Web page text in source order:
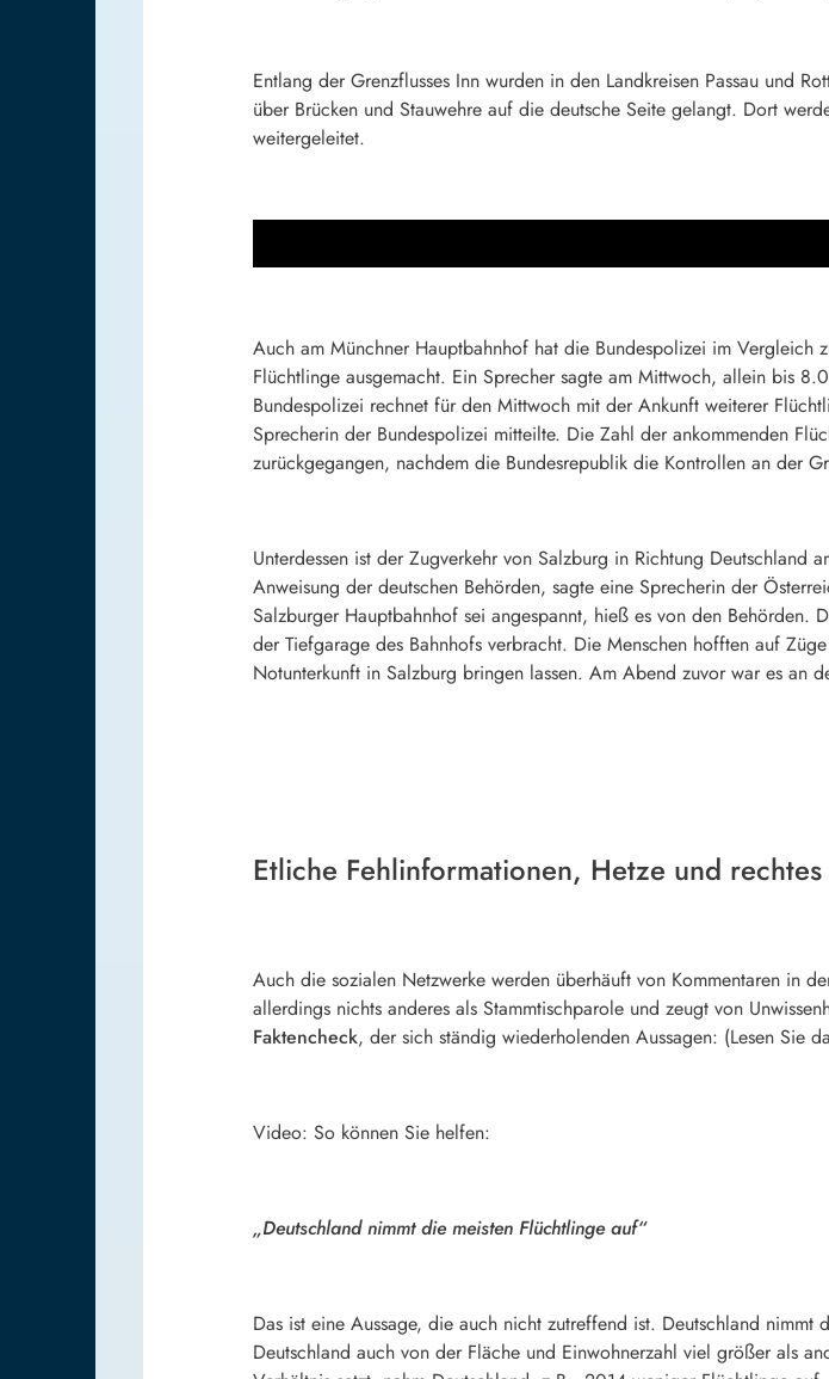
Entlang der Grenzflusses Inn wurden in den Landkreisen Passau und
über Brücken und Stauwehre auf die deutsche Seite gelangt. Dort
weitergeleitet.
Auch am Münchner Hauptbahnhof hat die Bundespolizei im
Flüchtlinge ausgemacht. Ein Sprecher sagte am Mittwoch, allein bis
Bundespolizei rechnet für den Mittwoch mit der Ankunft weiterer
Sprecherin der Bundespolizei mitteilte. Die Zahl der ankommenden
zurückgegangen, nachdem die Bundesrepublik die Kontrollen an der
Unterdessen ist der Zugverkehr von Salzburg in Richtung
Anweisung der deutschen Behörden, sagte eine Sprecherin der
Salzburger Hauptbahnhof sei angespannt, hieß es von den
der Tiefgarage des Bahnhofs verbracht. Die Menschen hofften auf
Notunterkunft in Salzburg bringen lassen. Am Abend zuvor war es an
Etliche Fehlinformationen, Hetze und
Auch die sozialen Netzwerke werden überhäuft von Kommentaren in
allerdings nichts anderes als Stammtischparole und zeugt von
Faktencheck, der sich ständig wiederholenden Aussagen: (Lesen Sie
Video: So können Sie helfen:
„Deutschland nimmt die meisten Flüchtlinge auf“
Das ist eine Aussage, die auch nicht zutreffend ist. Deutschland
Deutschland auch von der Fläche und Einwohnerzahl viel größer als